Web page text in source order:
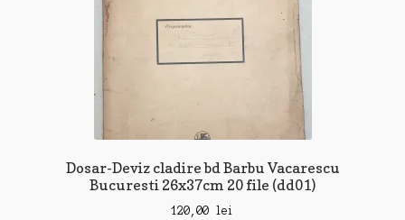
Dosar-Deviz cladire bd Barbu Vacarescu
Bucuresti 26x37cm 20 file (dd01)
120,00 lei